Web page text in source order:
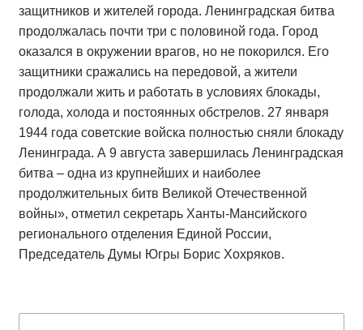
защитников и жителей города. Ленинградская битва
продолжалась почти три с половиной года. Город
оказался в окружении врагов, но не покорился. Его
защитники сражались на передовой, а жители
продолжали жить и работать в условиях блокады,
голода, холода и постоянных обстрелов. 27 января
1944 года советские войска полностью сняли блокаду
Ленинграда. А 9 августа завершилась Ленинградская
битва – одна из крупнейших и наиболее
продолжительных битв Великой Отечественной
войны», отметил секретарь Ханты-Мансийского
регионального отделения Единой России,
Председатель Думы Югры Борис Хохряков.